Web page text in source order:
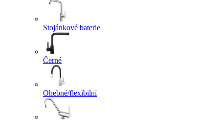
Stojánkové baterie
Černé
Ohebné/flexibilní